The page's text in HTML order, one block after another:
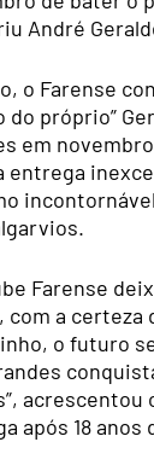
André
o Farense
do próprio”
em novembro
entrega
Farense
com a certeza
o futuro
acrescentou
após 18 anos